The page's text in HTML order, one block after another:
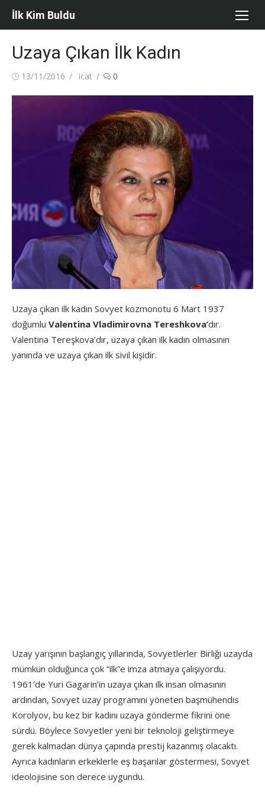
Skip
İlk Kim Buldu
Uzaya Çıkan İlk Kadın
Posted
13/11/2016 Author
icat 0
Uzaya çıkan ilk kadın Sovyet kozmonotu 6 Mart 1937
doğumlu Valentina Vladimirovna Tereshkova’dır.
Valentina Tereşkova’dır, uzaya çıkan ilk kadın olmasının
yanında ve uzaya çıkan ilk sivil kişidir.
Uzay yarışının başlangıç yıllarında, Sovyetlerler Birliği uzayda
mümkün olduğunca çok “ilk”e imza atmaya çalışıyordu.
1961’de Yuri Gagarin’in uzaya çıkan ilk insan olmasının
ardından, Sovyet uzay programını yöneten başmühendis
Korolyov, bu kez bir kadını uzaya gönderme fikrini öne
sürdü. Böylece Sovyetler yeni bir teknoloji geliştirmeye
gerek kalmadan dünya çapında prestij kazanmış olacaktı.
Ayrıca kadınların erkeklerle eş başarılar göstermesi, Sovyet
ideolojisine son derece uygundu.